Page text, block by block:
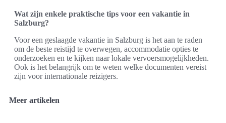
Wat zijn enkele praktische tips voor een vakantie in
Salzburg?
Voor een geslaagde vakantie in Salzburg is het aan te raden
om de beste reistijd te overwegen, accommodatie opties te
onderzoeken en te kijken naar lokale vervoersmogelijkheden.
Ook is het belangrijk om te weten welke documenten vereist
zijn voor internationale reizigers.
Meer artikelen